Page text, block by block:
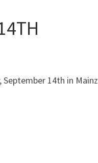
14th in Mainz